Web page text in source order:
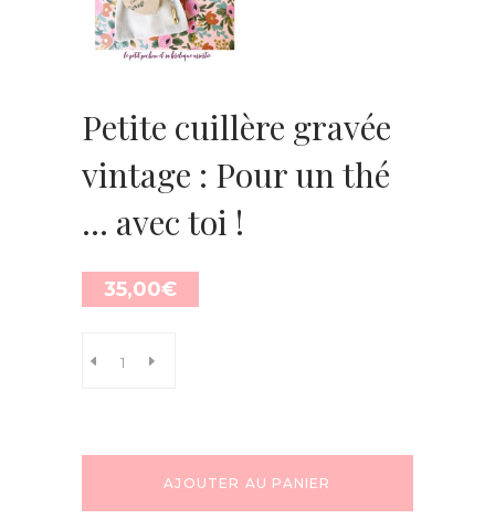
Petite cuillère gravée
vintage : Pour un thé
… avec toi !
35,00€
AJOUTER AU PANIER